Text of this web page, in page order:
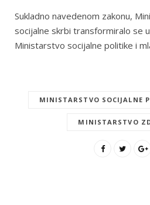
Sukladno navedenom zakonu,
socijalne skrbi transformiralo se
Ministarstvo socijalne politike i
MINISTARSTVO SOCIJALNE
MINISTARSTVO